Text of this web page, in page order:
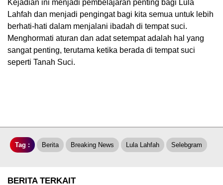
Kejadian ini menjadi pembelajaran penting bagi Lula
Lahfah dan menjadi pengingat bagi kita semua untuk lebih
berhati-hati dalam menjalani ibadah di tempat suci.
Menghormati aturan dan adat setempat adalah hal yang
sangat penting, terutama ketika berada di tempat suci
seperti Tanah Suci.
Tag : Berita Breaking News Lula Lahfah Selebgram
BERITA TERKAIT